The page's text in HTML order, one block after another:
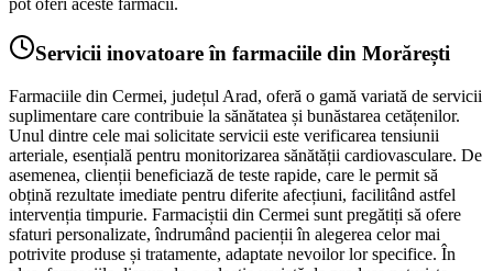
Servicii inovatoare în farmaciile din Morărești
Farmaciile din Cermei, județul Arad, oferă o gamă variată de servicii
suplimentare care contribuie la sănătatea și bunăstarea cetățenilor.
Unul dintre cele mai solicitate servicii este verificarea tensiunii
arteriale, esențială pentru monitorizarea sănătății cardiovasculare. De
asemenea, clienții beneficiază de teste rapide, care le permit să
obțină rezultate imediate pentru diferite afecțiuni, facilitând astfel
intervenția timpurie. Farmaciștii din Cermei sunt pregătiți să ofere
sfaturi personalizate, îndrumând pacienții în alegerea celor mai
potrivite produse și tratamente, adaptate nevoilor lor specifice. În